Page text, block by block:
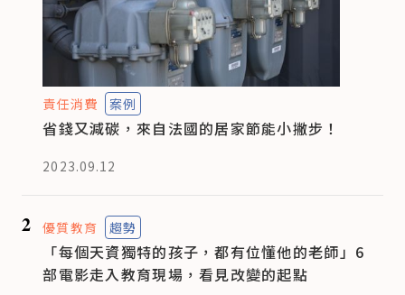
責任消費 案例
省錢又減碳，來自法國的居家節能小撇步！
2023.09.12
2 優質教育 趨勢
「每個天資獨特的孩子，都有位懂他的老師」6
部電影走入教育現場，看見改變的起點